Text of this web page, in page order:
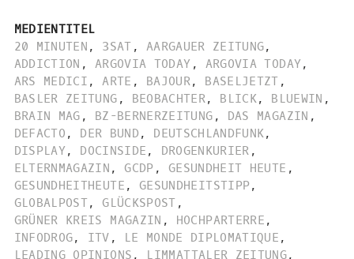
MEDIENTITEL
20 MINUTEN , 3SAT , AARGAUER ZEITUNG,
ADDICTION , ARGOVIA TODAY , ARGOVIA TODAY,
ARS MEDICI , ARTE , BAJOUR, BASELJETZT ,
BASLER ZEITUNG , BEOBACHTER, BLICK, BLUEWIN ,
BRAIN MAG , BZ-BERNERZEITUNG , DAS MAGAZIN ,
DEFACTO , DER BUND , DEUTSCHLANDFUNK,
DISPLAY, DOCINSIDE , DROGENKURIER ,
ELTERNMAGAZIN , GCDP , GESUNDHEIT HEUTE ,
GESUNDHEITHEUTE , GESUNDHEITSTIPP,
GLOBALPOST, GLÜCKSPOST ,
GRÜNER KREIS MAGAZIN , HOCHPARTERRE ,
INFODROG, ITV , LE MONDE DIPLOMATIQUE ,
LEADING OPINIONS , LIMMATTALER ZEITUNG,